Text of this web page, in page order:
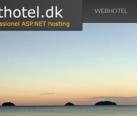
WEBHOTEL